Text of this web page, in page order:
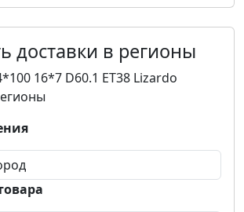
доставки в регионы
16*7 D60.1 ET38 Lizardo